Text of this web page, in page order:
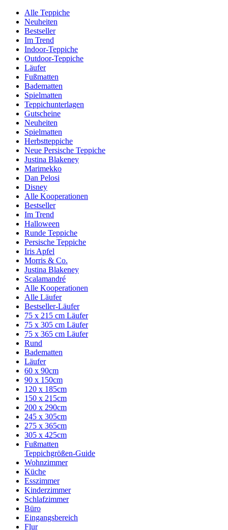
Alle Teppiche
Neuheiten
Bestseller
Im Trend
Indoor-Teppiche
Outdoor-Teppiche
Läufer
Fußmatten
Badematten
Spielmatten
Teppichunterlagen
Gutscheine
Neuheiten
Spielmatten
Herbstteppiche
Neue Persische Teppiche
Justina Blakeney
Marimekko
Dan Pelosi
Disney
Alle Kooperationen
Bestseller
Im Trend
Halloween
Runde Teppiche
Persische Teppiche
Iris Apfel
Morris & Co.
Justina Blakeney
Scalamandré
Alle Kooperationen
Alle Läufer
Bestseller-Läufer
75 x 215 cm Läufer
75 x 305 cm Läufer
75 x 365 cm Läufer
Rund
Badematten
Läufer
60 x 90cm
90 x 150cm
120 x 185cm
150 x 215cm
200 x 290cm
245 x 305cm
275 x 365cm
305 x 425cm
Fußmatten
Teppichgrößen-Guide
Wohnzimmer
Küche
Esszimmer
Kinderzimmer
Schlafzimmer
Büro
Eingangsbereich
Flur